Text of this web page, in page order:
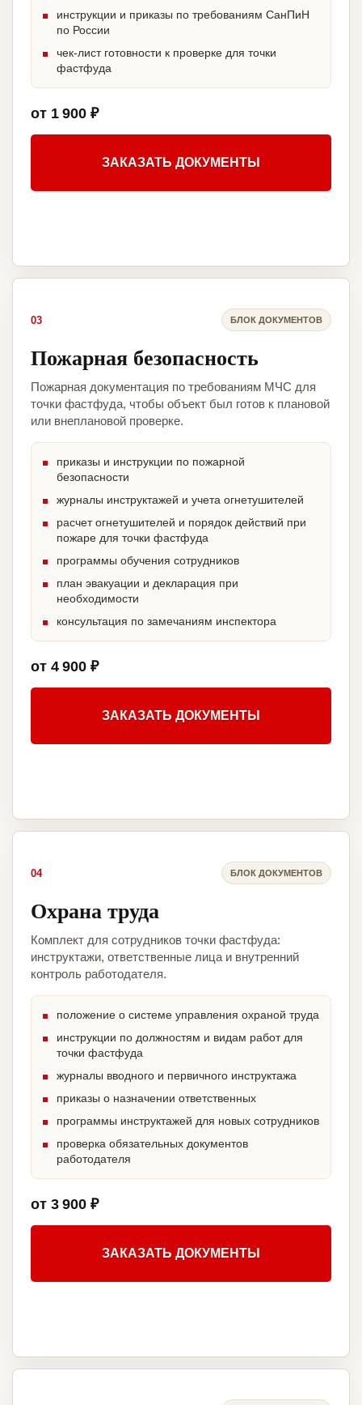
инструкции и приказы по требованиям СанПиН
по России
чек-лист готовности к проверке для точки
фастфуда
от 1 900 ₽
ЗАКАЗАТЬ ДОКУМЕНТЫ
03 БЛОК ДОКУМЕНТОВ
Пожарная безопасность
Пожарная документация по требованиям МЧС для
точки фастфуда, чтобы объект был готов к плановой
или внеплановой проверке.
приказы и инструкции по пожарной
безопасности
журналы инструктажей и учета огнетушителей
расчет огнетушителей и порядок действий при
пожаре для точки фастфуда
программы обучения сотрудников
план эвакуации и декларация при
необходимости
консультация по замечаниям инспектора
от 4 900 ₽
ЗАКАЗАТЬ ДОКУМЕНТЫ
04 БЛОК ДОКУМЕНТОВ
Охрана труда
Комплект для сотрудников точки фастфуда:
инструктажи, ответственные лица и внутренний
контроль работодателя.
положение о системе управления охраной труда
инструкции по должностям и видам работ для
точки фастфуда
журналы вводного и первичного инструктажа
приказы о назначении ответственных
программы инструктажей для новых сотрудников
проверка обязательных документов
работодателя
от 3 900 ₽
ЗАКАЗАТЬ ДОКУМЕНТЫ